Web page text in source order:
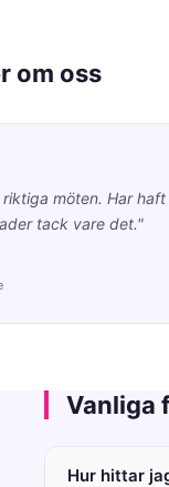
om oss
riktiga möten. Har
tack vare det."
Vanliga
Hur hittar